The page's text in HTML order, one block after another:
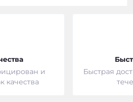
и
качества
Быстрая